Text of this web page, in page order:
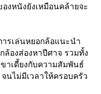
งหนังยังเหมือนคล้ายจะ
รเล่นหยอกล้อแนะนำ
องส่องหาปีศาจ รวมทั้ง
าเดี้ยงกับความสัมพันธ์
นไม่มีเวลาให้ครอบครัว